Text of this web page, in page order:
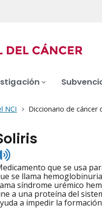
NCI Diccionario de cáncer
Listen
to
pronunciationque se usa
se llama
síndrome urémico
a una proteína del
a impedir la